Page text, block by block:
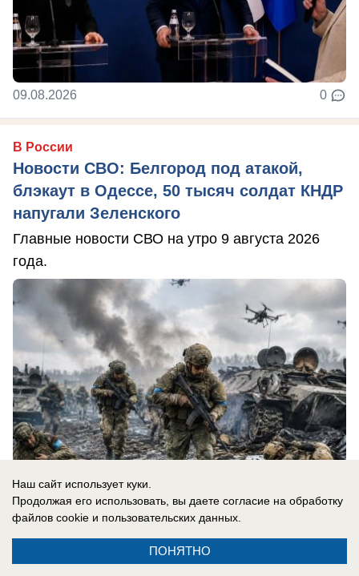
09.08.2026 0
В России
Новости СВО: Белгород под атакой,
блэкаут в Одессе, 50 тысяч солдат КНДР
напугали Зеленского
Главные новости СВО на утро 9 августа 2026
года.
09.08.2026 0
Наш сайт использует куки.
Продолжая его использовать, вы даете согласие на обработку
файлов cookie и пользовательских данных.
ПОНЯТНО